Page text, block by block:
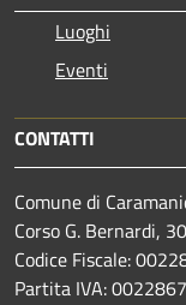
Luoghi
Eventi
CONTATTI
Comune di
Corso G. Bernardi,
Codice Fiscale:
Partita IVA: